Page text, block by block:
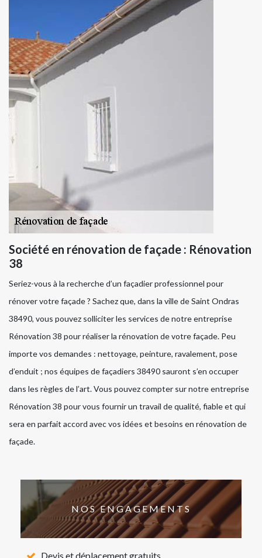
Société en rénovation de façade : Rénovation
38
Seriez-vous à la recherche d’un façadier professionnel pour
rénover votre façade ? Sachez que, dans la ville de Saint Ondras
38490, vous pouvez solliciter les services de notre entreprise
Rénovation 38 pour réaliser la rénovation de votre façade. Peu
importe vos demandes : nettoyage, peinture, ravalement, pose
d’enduit ; nos équipes de façadiers 38490 sauront s’en occuper
dans les règles de l’art. Vous pouvez compter sur notre entreprise
Rénovation 38 pour vous fournir un travail de qualité, fiable et qui
sera en parfait accord avec vos idées et besoins en rénovation de
façade.
NOS ENGAGEMENTS
Devis et déplacement gratuits